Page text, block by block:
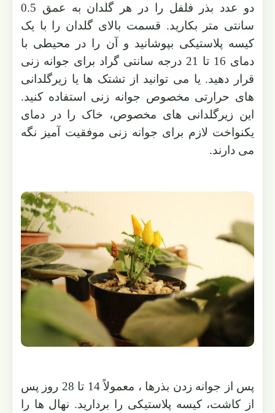
دو عدد بذر فلفل را در هر گلدان به عمق 0.5
سانتی متر بکارید. قسمت بالای گلدان را با یک
کیسه پلاستیکی بپوشانید و آن را در محیطی با
دمای 16 تا 21 درجه سانتی گراد برای جوانه زنی
قرار دهید. یا می توانید از تشتک ها یا زیرگلدانی
های حرارتی مخصوص جوانه زنی استفاده کنید.
این زیرگلدانی های مخصوص، خاک را در دمای
یکنواخت لازم برای جوانه زنی موفقیت آمیز نگه
می دارند.
پس از جوانه زدن بذرها ، معمولاً 14 تا 28 روز پس
از کاشت، کیسه پلاستیکی را بردارید. نهال ها را